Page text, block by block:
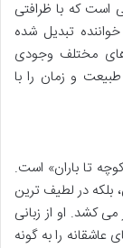
است که با ظرافتی
تبدیل شده
های مختلف وجودی
و زمان را با
تا باران» است.
بلکه در لطیف ترین
کشد. او از زبانی
را به گونه